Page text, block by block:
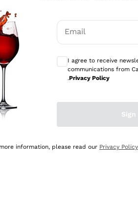
professionalità
Email
I agree to receive
communications from
.Privacy Policy
Sign
information, please read our Privacy Policy